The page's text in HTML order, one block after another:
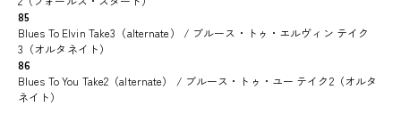
85
Blues To Elvin Take3（alternate） / ブルース・トゥ・エルヴィン テイク
3（オルタネイト）
86
Blues To You Take2（alternate） / ブルース・トゥ・ユー テイク2（オルタ
ネイト）